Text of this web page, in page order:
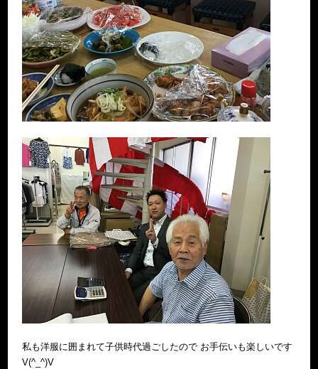
私も洋服に囲まれて子供時代過ごしたので お手伝いも楽しいです
V(^_^)V